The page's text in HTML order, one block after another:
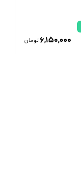
۶,۱۵۰,۰۰۰ تومان